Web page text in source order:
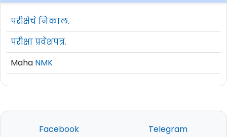
परीक्षेचे निकाल.
परीक्षा प्रवेशपत्र.
Maha NMK
Facebook Telegram